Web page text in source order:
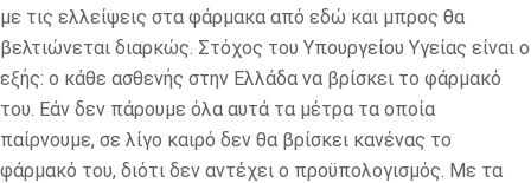
με τις ελλείψεις στα φάρμακα από εδώ και μπρος θα
βελτιώνεται διαρκώς. Στόχος του Υπουργείου Υγείας είναι ο
εξής: ο κάθε ασθενής στην Ελλάδα να βρίσκει το φάρμακό
του. Εάν δεν πάρουμε όλα αυτά τα μέτρα τα οποία
παίρνουμε, σε λίγο καιρό δεν θα βρίσκει κανένας το
φάρμακό του, διότι δεν αντέχει ο προϋπολογισμός. Με τα